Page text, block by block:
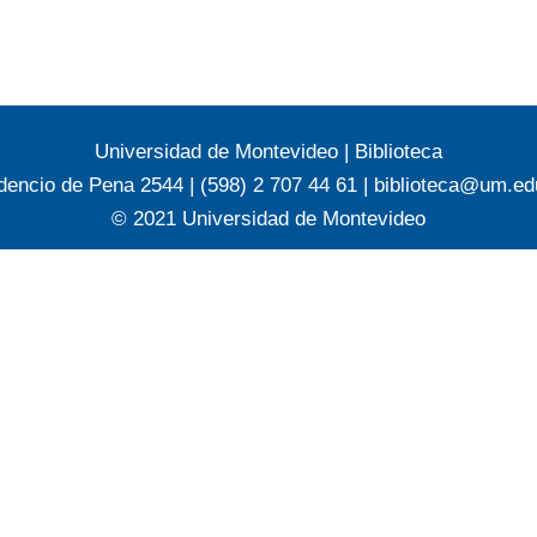
Universidad de Montevideo | Biblioteca
de Pena 2544 | (598) 2 707 44 61 |
© 2021 Universidad de Montevideo